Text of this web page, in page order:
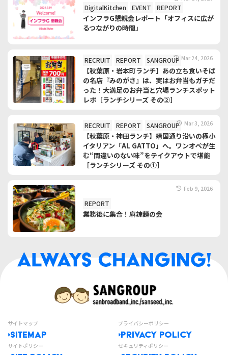
DigitalKitchen EVENT REPORT
インフラG懇親会レポート「オフィスに広が
るつながりの時間」
Mar 24, 2026
RECRUIT REPORT SANGROUP
【秋葉原・岩本町ランチ】あの立ち食いそば
の名店『みのがさ』は、実はお弁当もガチだ
った！大満足のお弁当と穴場ランチスポット
レポ［ランチシリーズ その②］
Mar 3, 2026
RECRUIT REPORT SANGROUP
【秋葉原・神田ランチ】靖国通り沿いの極小
イタリアン「AL GATTO」へ。ワンオペが生
む“間違いのない味”をテイクアウトで堪能
［ランチシリーズ その①］
Feb 9, 2026
REPORT
業務後に集合！麻辣麺の会
サイトマップ
SITEMAP
プライバシーポリシー
PRIVACY POLICY
サイトポリシー セキュリティポリシー